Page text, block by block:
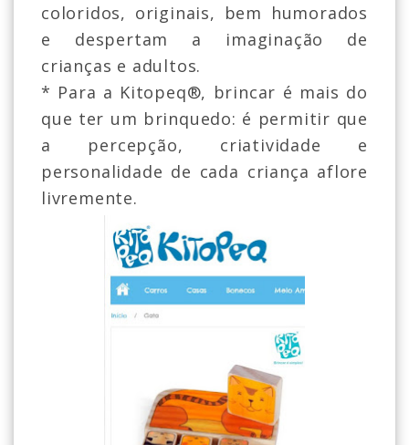
coloridos, originais, bem humorados
e despertam a imaginação de
crianças e adultos.
* Para a Kitopeq®, brincar é mais do
que ter um brinquedo: é permitir que
a percepção, criatividade e
personalidade de cada criança aflore
livremente.